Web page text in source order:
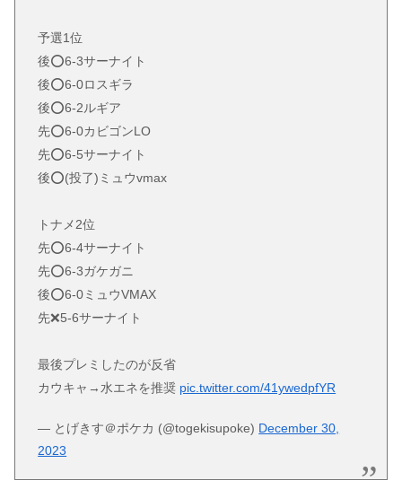
予選1位
後⭕️6-3サーナイト
後⭕️6-0ロスギラ
後⭕️6-2ルギア
先⭕️6-0カビゴンLO
先⭕️6-5サーナイト
後⭕️(投了)ミュウvmax
トナメ2位
先⭕️6-4サーナイト
先⭕️6-3ガケガニ
後⭕️6-0ミュウVMAX
先❌5-6サーナイト
最後プレミしたのが反省
カウキャ→水エネを推奨 pic.twitter.com/41ywedpfYR
— とげきす＠ポケカ (@togekisupoke) December 30,
2023